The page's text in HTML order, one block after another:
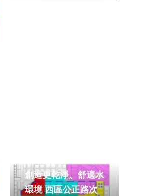
創造更乾淨、舒適水
環境 西區公正路次